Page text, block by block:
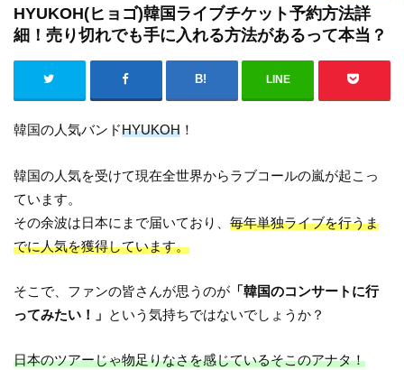
HYUKOH(ヒョゴ)韓国ライブチケット予約方法詳
細！売り切れでも手に入れる方法があるって本当？
LINE
韓国の人気バンドHYUKOH ！
韓国の人気を受けて現在全世界からラブコールの嵐が起こっ
ています。
その余波は日本にまで届いており、毎年単独ライブを行うま
でに人気を獲得しています。
そこで、ファンの皆さんが思うのが 「韓国のコンサートに行
ってみたい！」 という気持ちではないでしょうか？
日本のツアーじゃ物足りなさを感じているそこのアナタ！